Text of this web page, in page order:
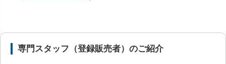
専門スタッフ（登録販売者）のご紹介